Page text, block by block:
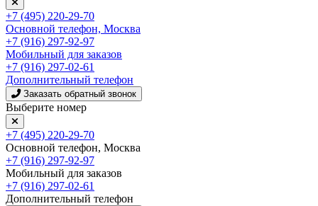
+7 (495) 220-29-70
Основной телефон, Москва
+7 (916) 297-92-97
Мобильный для заказов
+7 (916) 297-02-61
Дополнительный телефон
Заказать обратный звонок
Выберите номер
+7 (495) 220-29-70
Основной телефон, Москва
+7 (916) 297-92-97
Мобильный для заказов
+7 (916) 297-02-61
Дополнительный телефон